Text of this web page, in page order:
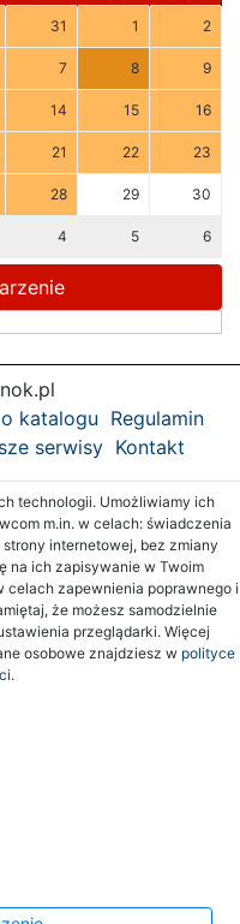
31 1 2
7 8 9
14 15 16
21 22 23
28 29 30
4 5 6
katalogu Regulamin
serwisy Kontakt
technologii. Umożliwiamy ich
m.in. w celach: świadczenia
internetowej, bez zmiany
na ich zapisywanie w Twoim
zapewnienia poprawnego i
że możesz samodzielnie
przeglądarki. Więcej
osobowe znajdziesz w polityce